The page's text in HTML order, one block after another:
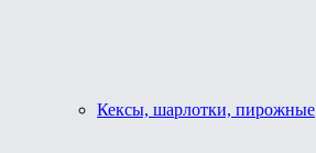
Кексы, шарлотки, пирожные